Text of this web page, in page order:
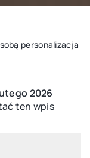
personalizacja
2026
ten wpis